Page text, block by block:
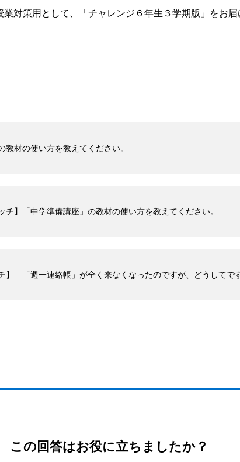
業対策用として、「チャレンジ６年生３学期版」をお
材の使い方を教えてください。
チ】「中学準備講座」の教材の使い方を教えてください。
】 「週一連絡帳」が全く来なくなったのですが、どうしてで
この回答はお役に立ちましたか？